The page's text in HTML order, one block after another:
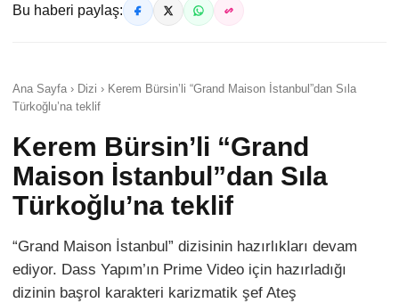
Bu haberi paylaş:
Ana Sayfa › Dizi › Kerem Bürsin’li “Grand Maison İstanbul”dan Sıla
Türkoğlu’na teklif
Kerem Bürsin’li “Grand
Maison İstanbul”dan Sıla
Türkoğlu’na teklif
“Grand Maison İstanbul” dizisinin hazırlıkları devam
ediyor. Dass Yapım’ın Prime Video için hazırladığı
dizinin başrol karakteri karizmatik şef Ateş